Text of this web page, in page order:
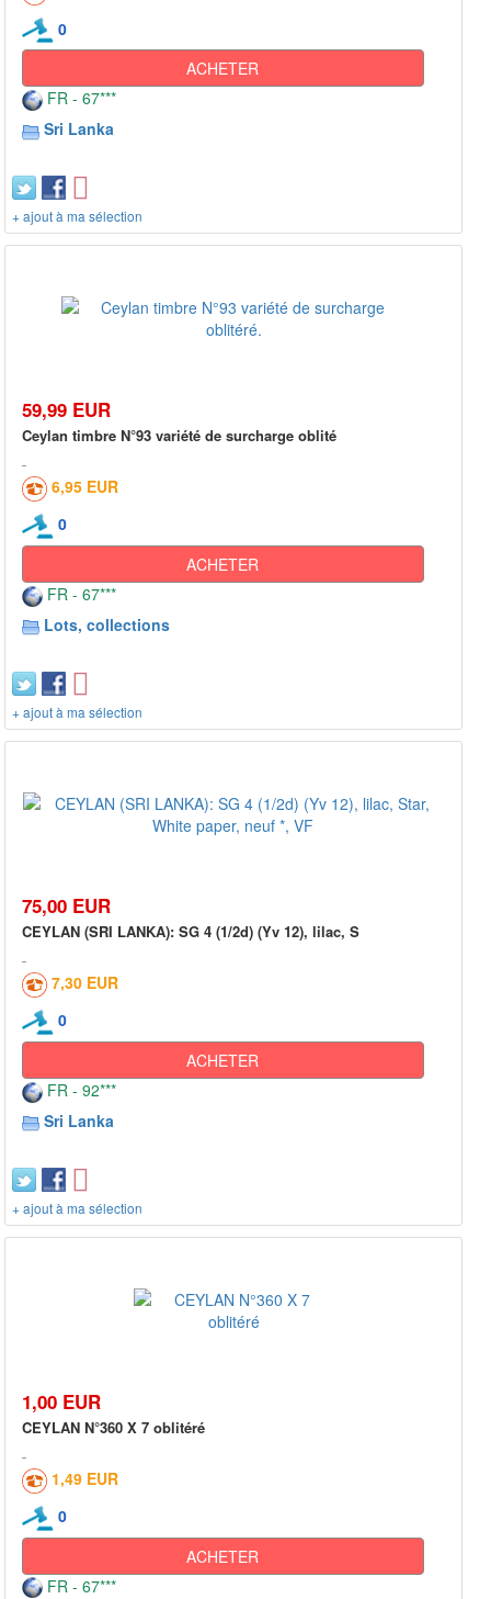
0
ACHETER
FR - 67***
Sri Lanka
+ ajout à ma sélection
59,99 EUR
Ceylan timbre N°93 variété de surcharge oblité
6,95 EUR
0
ACHETER
FR - 67***
Lots, collections
+ ajout à ma sélection
75,00 EUR
CEYLAN (SRI LANKA): SG 4 (1/2d) (Yv 12), lilac, S
7,30 EUR
0
ACHETER
FR - 92***
Sri Lanka
+ ajout à ma sélection
1,00 EUR
CEYLAN N°360 X 7 oblitéré
1,49 EUR
0
ACHETER
FR - 67***